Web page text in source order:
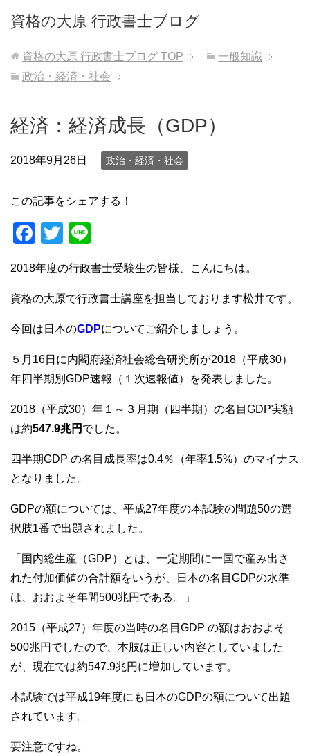
資格の大原 行政書士ブログ
資格の大原 行政書士ブログ TOP
一般知識
政治・経済・社会
経済：経済成長（GDP）
2018年9月26日 政治・経済・社会
この記事をシェアする！
F
c
e
b
o
k
T
tt
er
n
e
2018年度の行政書士受験生の皆様、こんにちは。
資格の大原で行政書士講座を担当しております松井です。
今回は日本のGDPについてご紹介しましょう。
５月16日に内閣府経済社会総合研究所が2018（平成30）
年四半期別GDP速報（１次速報値）を発表しました。
2018（平成30）年１～３月期（四半期）の名目GDP実額
は約547.9兆円 でした。
四半期GDP の名目成長率は0.4％（年率1.5%）のマイナス
となりました。
GDPの額については、平成27年度の本試験の問題50の選
択肢1番で出題されました。
「国内総生産（GDP）とは、一定期間に一国で産み出さ
れた付加価値の合計額をいうが、日本の名目GDPの水準
は、おおよそ年間500兆円である。」
2015（平成27）年度の当時の名目GDP の額はおおよそ
500兆円でしたので、本肢は正しい内容としていました
が、現在では約547.9兆円に増加しています。
本試験では平成19年度にも日本のGDPの額について出題
されています。
要注意ですね。